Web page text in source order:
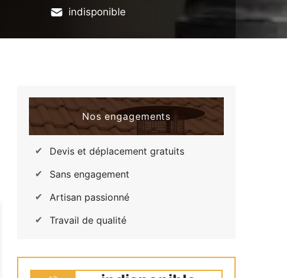
indisponible
Nos engagements
Devis et déplacement gratuits
Sans engagement
Artisan passionné
Travail de qualité